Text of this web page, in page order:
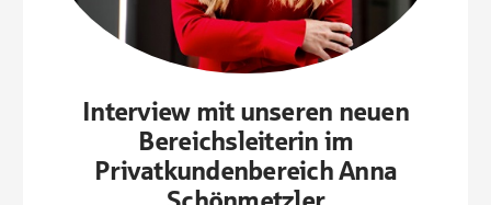
Interview mit unseren neuen
Bereichsleiterin im
Privatkundenbereich Anna